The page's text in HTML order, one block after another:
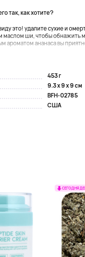
так, как хотите?
это! удалите сухие и
маслом ши, чтобы обнажить
ароматом ананаса вы
453 г
9.3 x 9 x 9 см
BFH-02785
США
СЕГОДНЯ